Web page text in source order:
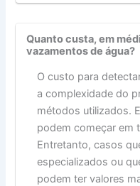
Quanto custa, em
vazamentos de água?
O custo para
a complexidade do
métodos utilizados.
podem começar em
Entretanto, casos
especializados ou
podem ter valores